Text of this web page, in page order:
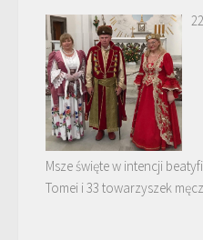
Msze święte w intencji
Tomei i 33 towarzyszek